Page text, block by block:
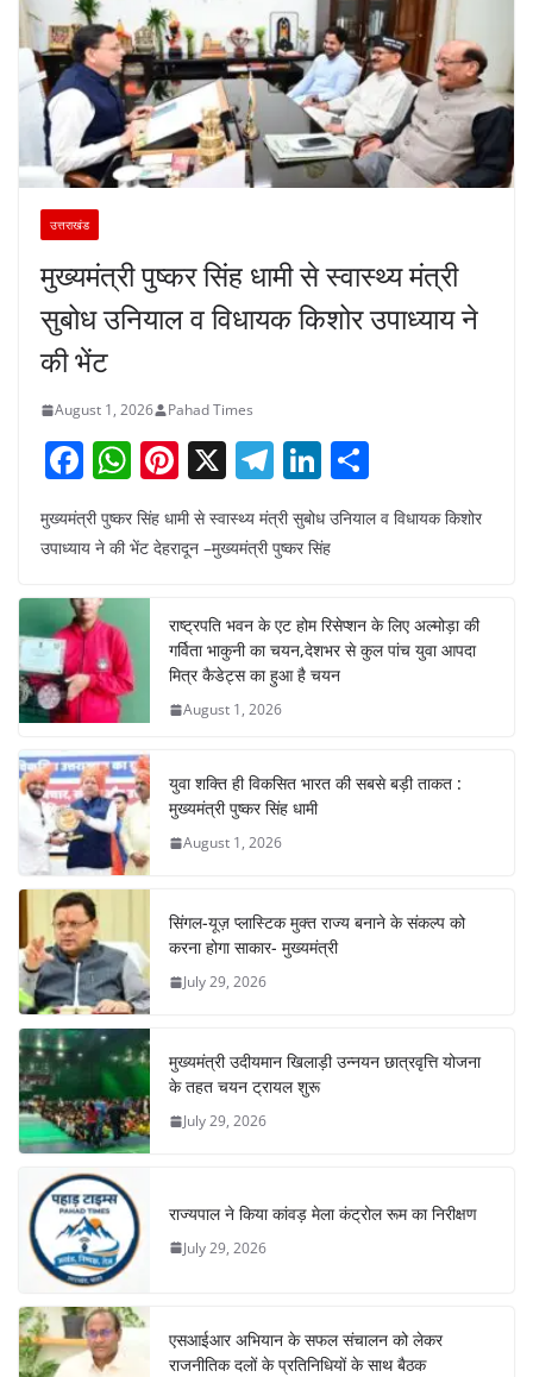
उत्तराखंड
मुख्यमंत्री पुष्कर सिंह धामी से स्वास्थ्य मंत्री
सुबोध उनियाल व विधायक किशोर उपाध्याय ने
की भेंट
August 1, 2026 Pahad Times
F
a
c
b
o
o
k
W
h
at
A
p
p
Pi
nt
er
e
st
X T
el
e
gr
a
m
Li
n
k
dI
n
ar
मुख्यमंत्री पुष्कर सिंह धामी से स्वास्थ्य मंत्री सुबोध उनियाल व विधायक किशोर
उपाध्याय ने की भेंट देहरादून –मुख्यमंत्री पुष्कर सिंह
राष्ट्रपति भवन के एट होम रिसेप्शन के लिए अल्मोड़ा की
गर्विता भाकुनी का चयन,देशभर से कुल पांच युवा आपदा
मित्र कैडेट्स का हुआ है चयन
August 1, 2026
युवा शक्ति ही विकसित भारत की सबसे बड़ी ताकत :
मुख्यमंत्री पुष्कर सिंह धामी
August 1, 2026
सिंगल-यूज़ प्लास्टिक मुक्त राज्य बनाने के संकल्प को
करना होगा साकार- मुख्यमंत्री
July 29, 2026
मुख्यमंत्री उदीयमान खिलाड़ी उन्नयन छात्रवृत्ति योजना
के तहत चयन ट्रायल शुरू
July 29, 2026
राज्यपाल ने किया कांवड़ मेला कंट्रोल रूम का निरीक्षण
July 29, 2026
एसआईआर अभियान के सफल संचालन को लेकर
राजनीतिक दलों के प्रतिनिधियों के साथ बैठक